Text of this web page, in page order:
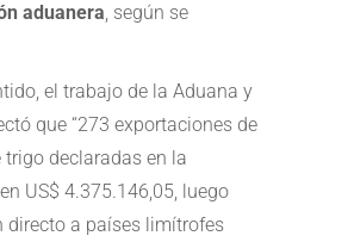
aduanera, según se
el trabajo de la Aduana y
que “273 exportaciones de
trigo declaradas en la
US$ 4.375.146,05, luego
directo a países limítrofes